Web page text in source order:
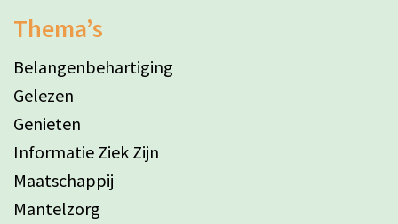
Thema’s
Belangenbehartiging
Gelezen
Genieten
Informatie Ziek Zijn
Maatschappij
Mantelzorg